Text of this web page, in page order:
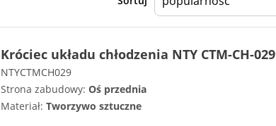
Króciec układu chłodzenia NTY CTM-CH-029
NTYCTMCH029
Strona zabudowy: Oś przednia
Materiał: Tworzywo sztuczne